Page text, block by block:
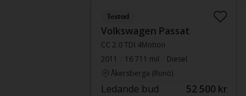
Testad
Volkswagen Passat
CC 2.0 TDI 4Motion
2011
16 711 mil
Diesel
Åkersberga (Runö)
Ledande bud 52 500 kr